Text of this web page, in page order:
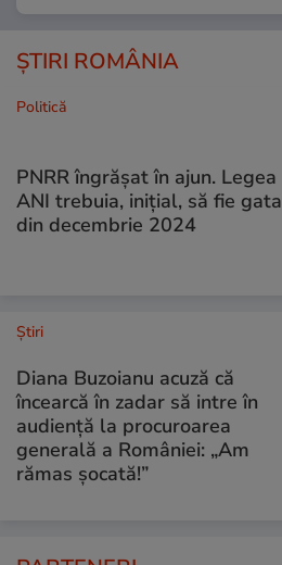
ȘTIRI ROMÂNIA
Politică
PNRR îngrășat în ajun. Legea
ANI trebuia, inițial, să fie gata
din decembrie 2024
Ştiri
Diana Buzoianu acuză că
încearcă în zadar să intre în
audiență la procuroarea
generală a României: „Am
rămas șocată!”